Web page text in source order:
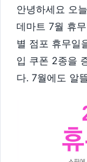
안녕하세요 오
데마트 7월 휴
별 점포 휴무일
입 쿠폰 2종을
다. 7월에도 알